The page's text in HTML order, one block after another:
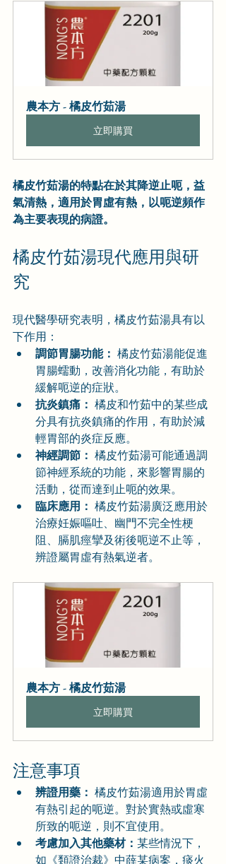
農本方 - 橘皮竹茹湯
立即購買
橘皮竹茹湯的特點在於其降逆止呃，益
氣清熱，適用於胃虛有熱，以呃逆頻作
為主要表現的病證。
橘皮竹茹湯現代應用與研
究
現代醫學研究表明，橘皮竹茹湯具有以
下作用：
調節胃腸功能： 橘皮竹茹湯能促進
胃腸蠕動，改善消化功能，有助於
緩解呃逆的症狀。
抗炎鎮痛： 橘皮和竹茹中的某些成
分具有抗炎鎮痛的作用，有助於減
輕胃部的炎症反應。
神經調節： 橘皮竹茹湯可能通過調
節神經系統的功能，來影響胃腸的
活動，從而達到止呃的效果。
臨床應用： 橘皮竹茹湯廣泛應用於
治療妊娠嘔吐、幽門不完全性梗
阻、膈肌痙攣及術後呃逆不止等，
辨證屬胃虛有熱氣逆者。
農本方 - 橘皮竹茹湯
立即購買
注意事項
辨證用藥： 橘皮竹茹湯適用於胃虛
有熱引起的呃逆。對於實熱或虛寒
所致的呃逆，則不宜使用。
考慮加入其他藥材： 某些情況下，
如《類證治裁》中薛某病案，痰火